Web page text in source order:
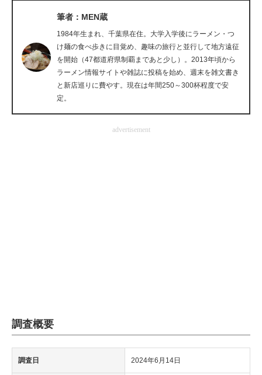
ITエンジニア向け専門サイト
企業向けIT製品の総合サイト
IT製品の技術・比較・事例
製造業のIT導入・活用を支援
筆者：MEN蔵
1984年生まれ、千葉県在住。大学入学後にラーメン・つ
け麺の食べ歩きに目覚め、趣味の旅行と並行して地方遠征
を開始（47都道府県制覇まであと少し）。2013年頃から
ラーメン情報サイトや雑誌に投稿を始め、週末を雑文書き
と新店巡りに費やす。現在は年間250～300杯程度で安
定。
advertisement
調査概要
調査日 2024年6月14日